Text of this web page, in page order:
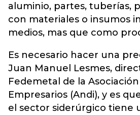
aluminio, partes, tuberías,
con materiales o insumos
medios, mas que como
Es necesario hacer una
Juan Manuel Lesmes,
Fedemetal de la
Empresarios (Andi), y es
el sector siderúrgico tiene